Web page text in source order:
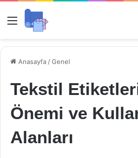
Menü
Anasayfa /Genel
Tekstil
Önemi ve
Alanları